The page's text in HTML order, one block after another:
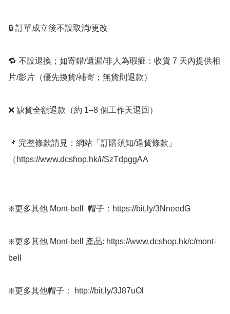
🔒 訂單成立後不設取消/更改
🔁 不設退換；如寄錯/遺漏/非人為瑕疵：收貨 7 天內提供相
片/影片（優先換貨/補寄；無貨則退款）
❌ 缺貨全額退款（約 1–8 個工作天退回）
📌 完整條款請見：網站「訂購須知/退貨條款」
（https://www.dcshop.hk/i/SzTdpggAA
❇️更多其他 Mont-bell  帽子：https://bit.ly/3NneedG
❇️更多其他 Mont-bell 產品: https://www.dcshop.hk/c/mont-
bell
❇️更多其他帽子： http://bit.ly/3J87uOl